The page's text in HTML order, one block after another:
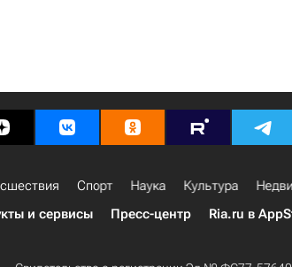
Спорт Наука Культура
и сервисы
Пресс-центр Ria.ru в